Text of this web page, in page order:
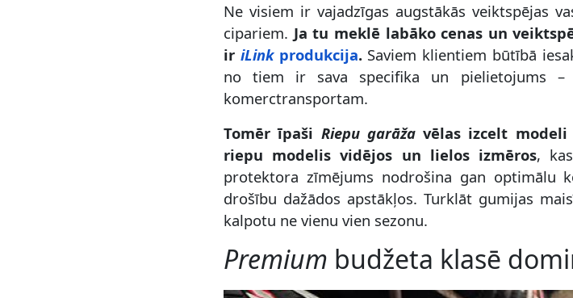
Ne visiem ir vajadzīgas augstākās veiktspējas
cipariem. Ja tu meklē labāko cenas un
ir iLinkprodukcija.Saviem klientiem būtībā
no tiem ir sava specifika un pielietojums –
komerctransportam.
Tomēr īpaši Riepu garāžavēlas izcelt modeli
riepu modelis vidējos un lielos izmēros,
protektora zīmējums nodrošina gan optimālu
drošību dažādos apstākļos. Turklāt gumijas
kalpotu ne vienu vien sezonu.
Premium budžeta klasē